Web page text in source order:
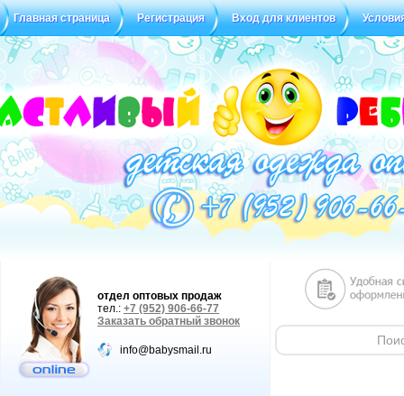
Главная страница Регистрация Вход для клиентов
Статус заказа Отзывы
отдел оптовых продаж
тел.: +7 (952) 906-66-77
Заказать обратный звонок
info@babysmail.ru